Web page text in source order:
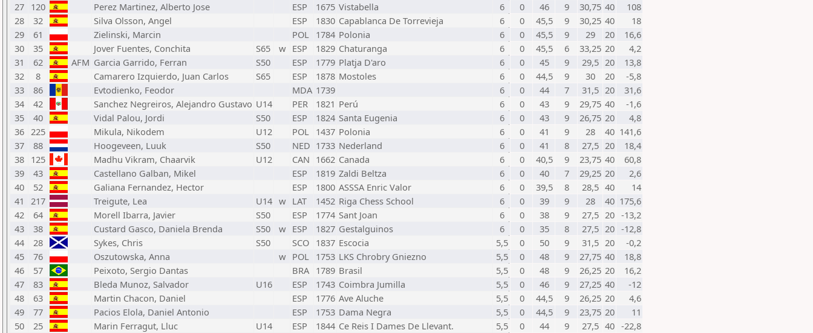
27 120 Perez Martinez, Alberto Jose ESP 1675 Vistabella 6 0 46 9 30,75 40
108
28
32 Silva Olsson, Angel ESP 1830 Capablanca De Torrevieja 6 0 45,5 9 30,25 40
18
29
61 Zielinski, Marcin POL 1784 Polonia 6 0 45,5 9 29 20
16,6
30
35 Jover Fuentes, Conchita S65 w ESP 1829 Chaturanga 6 0 45,5 6 33,25 20
4,2
31
62 AFM Garcia Garrido, Ferran S50 ESP 1779 Platja D'aro 6 0 45 9 29,5 20
13,8
32
8 Camarero Izquierdo, Juan Carlos S65 ESP 1878 Mostoles 6 0 44,5 9 30 20
-5,8
33
86 Evtodienko, Feodor MDA 1739 6 0 44 7 31,5 20
31,6
34
42 Sanchez Negreiros, Alejandro Gustavo U14 PER 1821 Perú 6 0 43 9 29,75 40
-1,6
35
40 Vidal Palou, Jordi S50 ESP 1824 Santa Eugenia 6 0 43 9 26,75 20
4,8
36 225 Mikula, Nikodem U12 POL 1437 Polonia 6 0 41 9 28 40 141,6
37
88 Hoogeveen, Luuk S50 NED 1733 Nederland 6 0 41 8 27,5 20
18,4
38 125 Madhu Vikram, Chaarvik U12 CAN 1662 Canada 6 0 40,5 9 23,75 40
60,8
39
43 Castellano Galban, Mikel ESP 1819 Zaldi Beltza 6 0 40 7 29,25 20
2,6
40
52 Galiana Fernandez, Hector ESP 1800 ASSSA Enric Valor 6 0 39,5 8 28,5 40
14
41
217 Treigute, Lea U14 w LAT 1452 Riga Chess School 6 0 39 9 28 40 175,6
42
64 Morell Ibarra, Javier S50 ESP 1774 Sant Joan 6 0 38 9 27,5 20 -13,2
43
38 Custard Gasco, Daniela Brenda S50 w ESP 1827 Gestalguinos 6 0 35 8 27,5 20 -12,8
44
28 Sykes, Chris S50 SCO 1837 Escocia 5,5 0 50 9 31,5 20
-0,2
45
76 Oszutowska, Anna w POL 1753 LKS Chrobry Gniezno 5,5 0 48 9 27,75 40
18,8
46
57 Peixoto, Sergio Dantas BRA 1789 Brasil 5,5 0 48 9 26,25 20
16,2
47
83 Bleda Munoz, Salvador U16 ESP 1743 Coimbra Jumilla 5,5 0 46 9 27,25 40
-12
48
63 Martin Chacon, Daniel ESP 1776 Ave Aluche 5,5 0 44,5 9 26,25 20
4,6
49
77 Pacios Elola, Daniel Antonio ESP 1753 Dama Negra 5,5 0 44,5 9 23,75 20
11
50
25 Marin Ferragut, Lluc U14 ESP 1844 Ce Reis I Dames De Llevant. 5,5 0 44 9 27,5 40 -22,8